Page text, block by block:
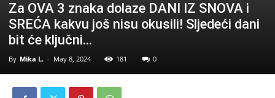
Za OVA 3 znaka dolaze DANI IZ SNOVA i
SREĆA kakvu još nisu okusili! Sljedeći dani
bit će ključni…
By Mika L. - May 8, 2024 181 0